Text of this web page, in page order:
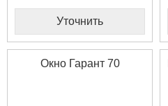
Уточнить
Окно Гарант 70